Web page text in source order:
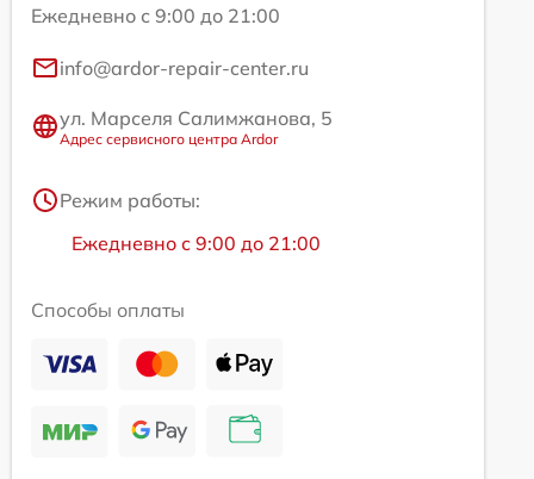
Ежедневно с 9:00 до 21:00
info@ardor-repair-center.ru
ул. Марселя Салимжанова, 5
Адрес сервисного центра Ardor
Режим работы:
Ежедневно с 9:00 до 21:00
Способы оплаты